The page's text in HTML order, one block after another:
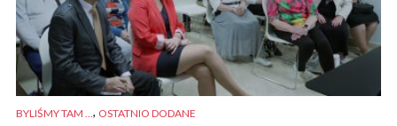
BYLIŚMY TAM ... , OSTATNIO DODANE